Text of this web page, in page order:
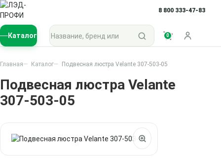
8 800 333-47-83
Каталог
Поиск по каталогу
0
Войти
Главная Каталог Подвесная люстра Velante 307-503-05
Подвесная люстра Velante
307-503-05